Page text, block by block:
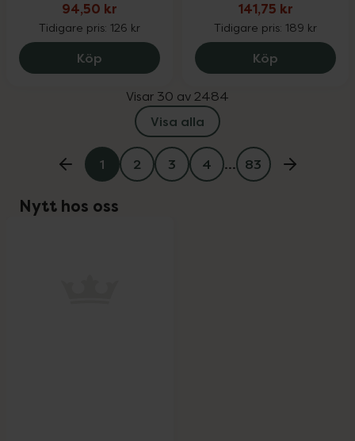
94,50 kr
Tidigare pris: 126 kr
Köp Monkids Järn Tonår Persika, 94.5 kr.
141,75 kr
Tidigare pris: 189 kr
Köp Eucerin
Visar 30 av 2484
Visa alla
1 2 3 4 … 83
Nytt hos oss